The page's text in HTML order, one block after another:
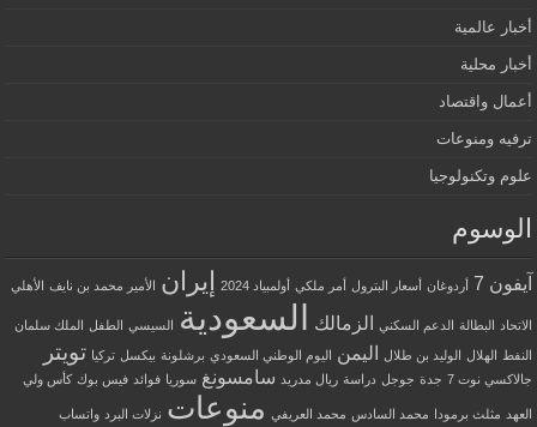
أخبار عالمية
أخبار محلية
أعمال واقتصاد
ترفيه ومنوعات
علوم وتكنولوجيا
الوسوم
آيفون 7 أردوغان أسعار البترول أمر ملكي أولمبياد 2024 إيران الأمير محمد بن نايف الأهلي
الاتحاد البطالة الدعم السكني الزمالك السعودية السيسي الطفل الملك سلمان
النفط الهلال الوليد بن طلال اليمن اليوم الوطني السعودي برشلونة بيكسل تركيا تويتر
جالاكسي نوت 7 جدة جوجل دراسة ريال مدريد سامسونغ سوريا فوائد فيس بوك كأس ولي
العهد مثلث برمودا محمد السادس محمد العريفي منوعات نزلات البرد واتساب